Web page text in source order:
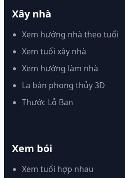
Xây nhà
Xem hướng nhà theo tuổi
Xem tuổi xây nhà
Xem hướng làm nhà
La bàn phong thủy 3D
Thước Lỗ Ban
Xem bói
Xem tuổi hợp nhau